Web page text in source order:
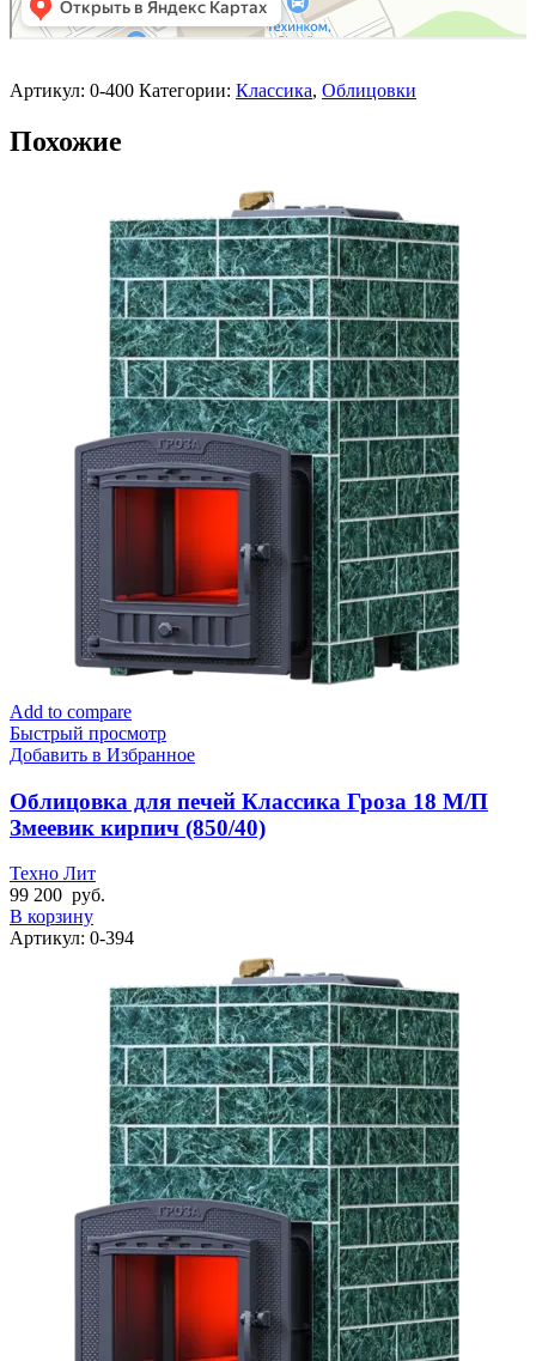
Артикул: 0-400 Категории: Классика, Облицовки
Похожие
Add to compare
Быстрый просмотр
Добавить в Избранное
Облицовка для печей Классика Гроза 18 М/П
Змеевик кирпич (850/40)
Техно Лит
99 200 руб.
В корзину
Артикул: 0-394